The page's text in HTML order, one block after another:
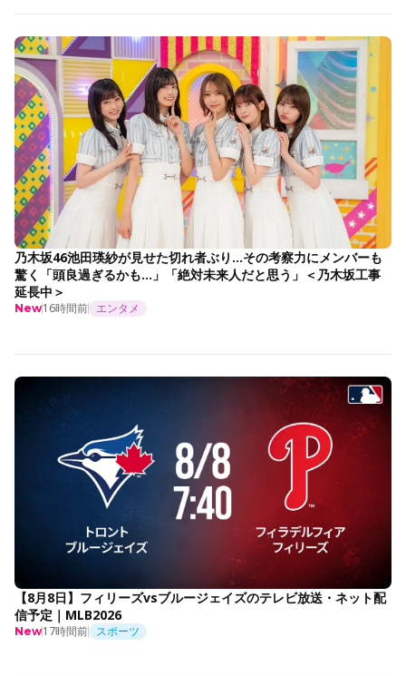
乃木坂46池田瑛紗が見せた切れ者ぶり…その考察力にメンバーも
驚く「頭良過ぎるかも…」「絶対未来人だと思う」＜乃木坂工事
延長中＞
New16時間前 エンタメ
【8月8日】フィリーズvsブルージェイズのテレビ放送・ネット配
信予定｜MLB2026
New17時間前 スポーツ